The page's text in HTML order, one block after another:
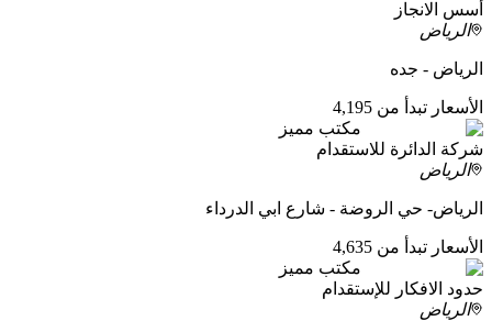
أسس الانجاز
الرياض
الرياض - جده
الأسعار تبدأ من 4,195
مكتب مميز
شركة الدائرة للاستقدام
الرياض
الرياض- حي الروضة - شارع ابي الدرداء
الأسعار تبدأ من 4,635
مكتب مميز
حدود الافكار للإستقدام
الرياض